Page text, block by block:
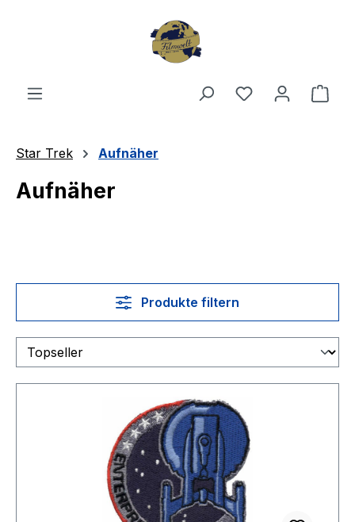
Du hast 0
Star Trek Aufnäher
Aufnäher
Produkte filtern